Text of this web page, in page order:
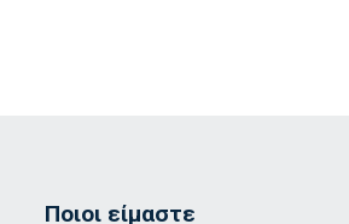
Ποιοι είμαστε